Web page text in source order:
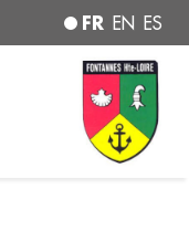
FR EN ES